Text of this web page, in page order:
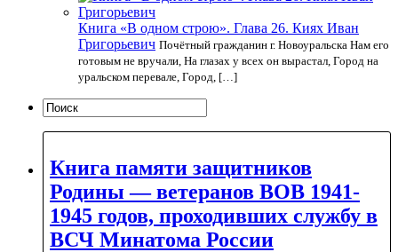
Книга «В одном строю». Глава 26. Киях Иван
Григорьевич Почётный гражданин г. Новоуральска Нам его
готовым не вручали, На глазах у всех он вырастал, Город на
уральском перевале, Город, […]
Книга памяти защитников
Родины — ветеранов ВОВ 1941-
1945 годов, проходивших службу в
ВСЧ Минатома России